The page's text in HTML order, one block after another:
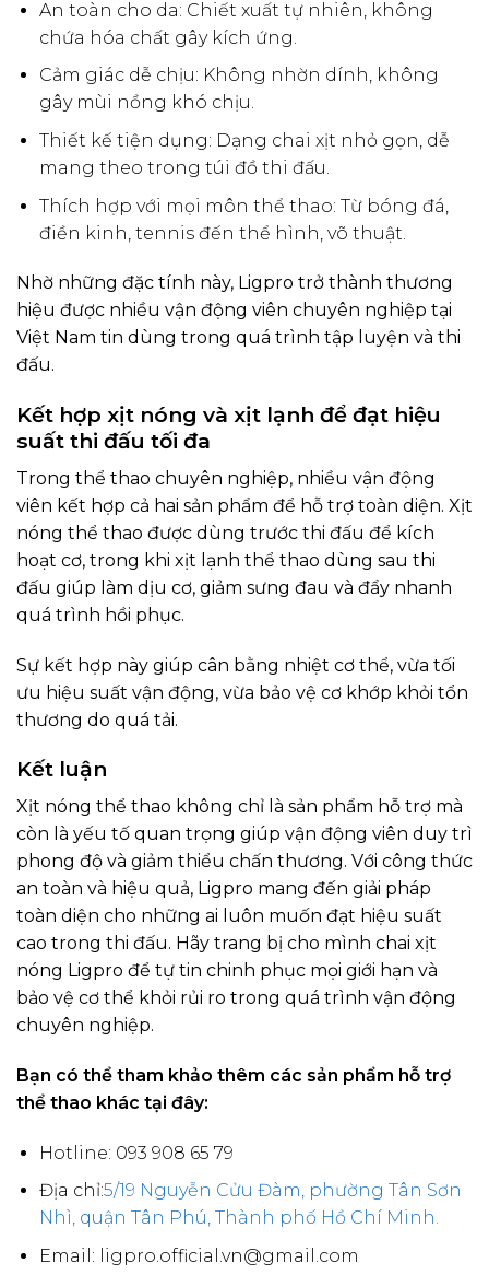
An toàn cho da: Chiết xuất tự nhiên, không
chứa hóa chất gây kích ứng.
Cảm giác dễ chịu: Không nhờn dính, không
gây mùi nồng khó chịu.
Thiết kế tiện dụng: Dạng chai xịt nhỏ gọn, dễ
mang theo trong túi đồ thi đấu.
Thích hợp với mọi môn thể thao: Từ bóng đá,
điền kinh, tennis đến thể hình, võ thuật.
Nhờ những đặc tính này, Ligpro trở thành thương
hiệu được nhiều vận động viên chuyên nghiệp tại
Việt Nam tin dùng trong quá trình tập luyện và thi
đấu.
Kết hợp xịt nóng và xịt lạnh để đạt hiệu
suất thi đấu tối đa
Trong thể thao chuyên nghiệp, nhiều vận động
viên kết hợp cả hai sản phẩm để hỗ trợ toàn diện. Xịt
nóng thể thao được dùng trước thi đấu để kích
hoạt cơ, trong khi xịt lạnh thể thao dùng sau thi
đấu giúp làm dịu cơ, giảm sưng đau và đẩy nhanh
quá trình hồi phục.
Sự kết hợp này giúp cân bằng nhiệt cơ thể, vừa tối
ưu hiệu suất vận động, vừa bảo vệ cơ khớp khỏi tổn
thương do quá tải.
Kết luận
Xịt nóng thể thao không chỉ là sản phẩm hỗ trợ mà
còn là yếu tố quan trọng giúp vận động viên duy trì
phong độ và giảm thiểu chấn thương. Với công thức
an toàn và hiệu quả, Ligpro mang đến giải pháp
toàn diện cho những ai luôn muốn đạt hiệu suất
cao trong thi đấu. Hãy trang bị cho mình chai xịt
nóng Ligpro để tự tin chinh phục mọi giới hạn và
bảo vệ cơ thể khỏi rủi ro trong quá trình vận động
chuyên nghiệp.
Bạn có thể tham khảo thêm các sản phẩm hỗ trợ
thể thao khác tại đây:
Hotline: 093 908 65 79
Địa chỉ:5/19 Nguyễn Cửu Đàm, phường Tân Sơn
Nhì, quận Tân Phú, Thành phố Hồ Chí Minh.
Email: ligpro.official.vn@gmail.com